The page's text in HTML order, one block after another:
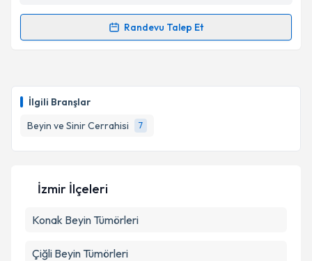
İlgili Branşlar
Beyin ve Sinir Cerrahisi
7
Takvim Talebini Gönder
Randevu Talep Et
Randevu Takvimi Talebi
için bir takvim hazırlandığında e-posta ile
bilgilendireceğiz.
E-posta Adresiniz
Kişisel verilerimin işlenmesine ilişkin
kapsamda işlenmesini kabul ediyorum.
İzmir İlçeleri
Konak Beyin Tümörleri
Çiğli Beyin Tümörleri